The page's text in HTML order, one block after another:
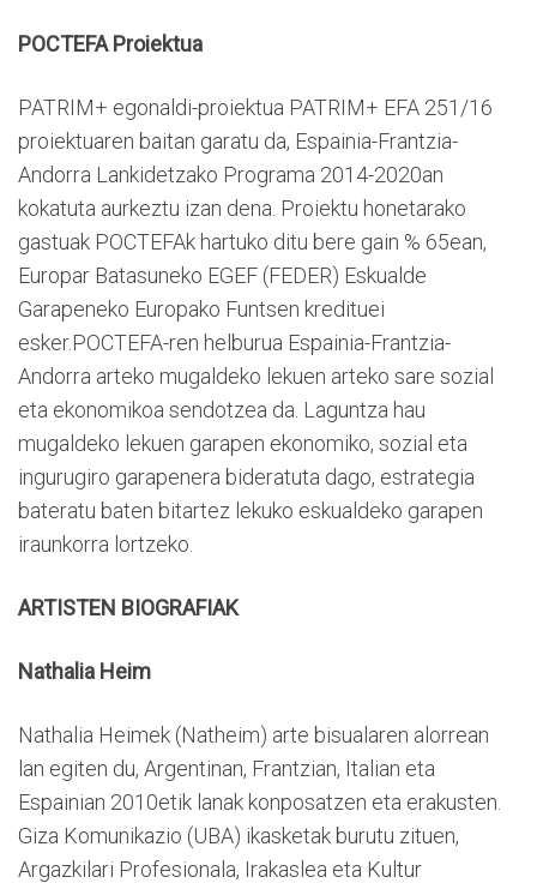
POCTEFA Proiektua
PATRIM+ egonaldi-proiektua PATRIM+ EFA 251/16
proiektuaren baitan garatu da, Espainia-Frantzia-
Andorra Lankidetzako Programa 2014-2020an
kokatuta aurkeztu izan dena. Proiektu honetarako
gastuak POCTEFAk hartuko ditu bere gain % 65ean,
Europar Batasuneko EGEF (FEDER) Eskualde
Garapeneko Europako Funtsen kredituei
esker.POCTEFA-ren helburua Espainia-Frantzia-
Andorra arteko mugaldeko lekuen arteko sare sozial
eta ekonomikoa sendotzea da. Laguntza hau
mugaldeko lekuen garapen ekonomiko, sozial eta
ingurugiro garapenera bideratuta dago, estrategia
bateratu baten bitartez lekuko eskualdeko garapen
iraunkorra lortzeko.
ARTISTEN BIOGRAFIAK
Nathalia Heim
Nathalia Heimek (Natheim) arte bisualaren alorrean
lan egiten du, Argentinan, Frantzian, Italian eta
Espainian 2010etik lanak konposatzen eta erakusten.
Giza Komunikazio (UBA) ikasketak burutu zituen,
Argazkilari Profesionala, Irakaslea eta Kultur